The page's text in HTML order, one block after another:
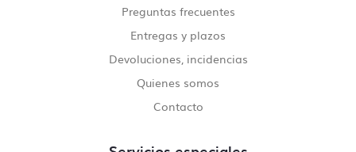
Preguntas frecuentes
Entregas y plazos
Devoluciones, incidencias
Quienes somos
Contacto